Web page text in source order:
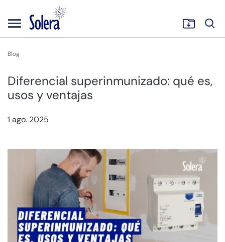
Blog
Diferencial superinmunizado: qué es,
usos y ventajas
1 ago. 2025